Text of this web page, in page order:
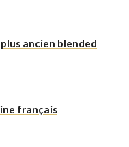
ancien blended
français